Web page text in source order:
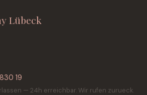
Lübeck
19
— 24h erreichbar. Wir rufen zurueck.